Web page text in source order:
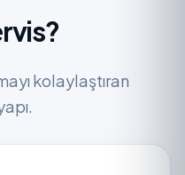
kolaylaştıran